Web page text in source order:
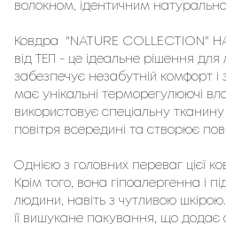
волокном, ідентичним
Ковдра
від ТЕП - це ідеальне рішення для
забезпечує незабутній комфорт
має унікальні терморегулюючі
використовує спеціальну
повітря всередині та створює
Однією з головних переваг цієї
Крім того, вона гіпоалергенна і
людини, навіть з чутливою
її вишукане пакування, що